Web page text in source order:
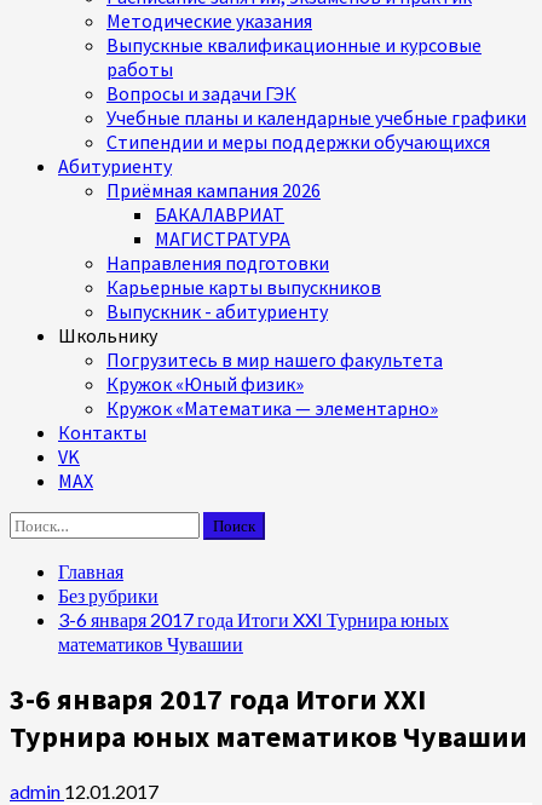
Методические указания
Выпускные квалификационные и курсовые
работы
Вопросы и задачи ГЭК
Учебные планы и календарные учебные графики
Стипендии и меры поддержки обучающихся
Абитуриенту
Приёмная кампания 2026
БАКАЛАВРИАТ
МАГИСТРАТУРА
Направления подготовки
Карьерные карты выпускников
Выпускник - абитуриенту
Школьнику
Погрузитесь в мир нашего факультета
Кружок «Юный физик»
Кружок «Математика — элементарно»
Контакты
VK
MAX
Найти:
Главная
Без рубрики
3-6 января 2017 года Итоги XXI Турнира юных
математиков Чувашии
3-6 января 2017 года Итоги XXI
Турнира юных математиков Чувашии
admin 12.01.2017